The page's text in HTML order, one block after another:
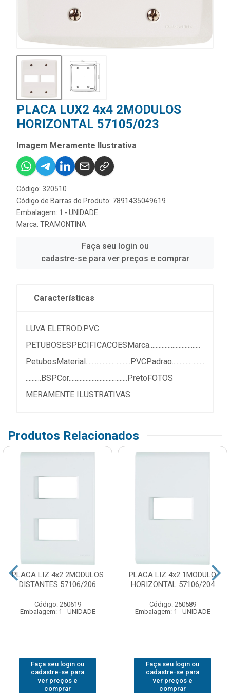
PLACA LUX2 4x4 2MODULOS
HORIZONTAL 57105/023
Imagem Meramente Ilustrativa
Código: 320510
Código de Barras do Produto: 7891435049619
Embalagem: 1 - UNIDADE
Marca: TRAMONTINA
Faça seu login ou
cadastre-se para ver preços e comprar
Características
LUVA ELETROD.PVC
PETUBOSESPECIFICACOESMarca.................................
PetubosMaterial.............................PVCPadrao.....................
..........BSPCor......................................PretoFOTOS
MERAMENTE ILUSTRATIVAS
Produtos Relacionados
PLACA LIZ 4x2 2MODULOS
DISTANTES 57106/206
Código: 250619
Embalagem: 1 - UNIDADE
Faça seu login ou
cadastre-se para
ver preços e
comprar
PLACA LIZ 4x2 1MODULO
HORIZONTAL 57106/204
Código: 250589
Embalagem: 1 - UNIDADE
Faça seu login ou
cadastre-se para
ver preços e
comprar